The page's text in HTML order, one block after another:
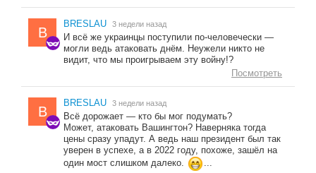
B
BRESLAU 3 недели назад
И всё же украинцы поступили по-человечески —
могли ведь атаковать днём. Неужели никто не
видит, что мы проигрываем эту войну!?
Посмотреть
B
BRESLAU 3 недели назад
Всё дорожает — кто бы мог подумать?
Может, атаковать Вашингтон? Наверняка тогда
цены сразу упадут. А ведь наш президент был так
уверен в успехе, а в 2022 году, похоже, зашёл на
один мост слишком далеко.